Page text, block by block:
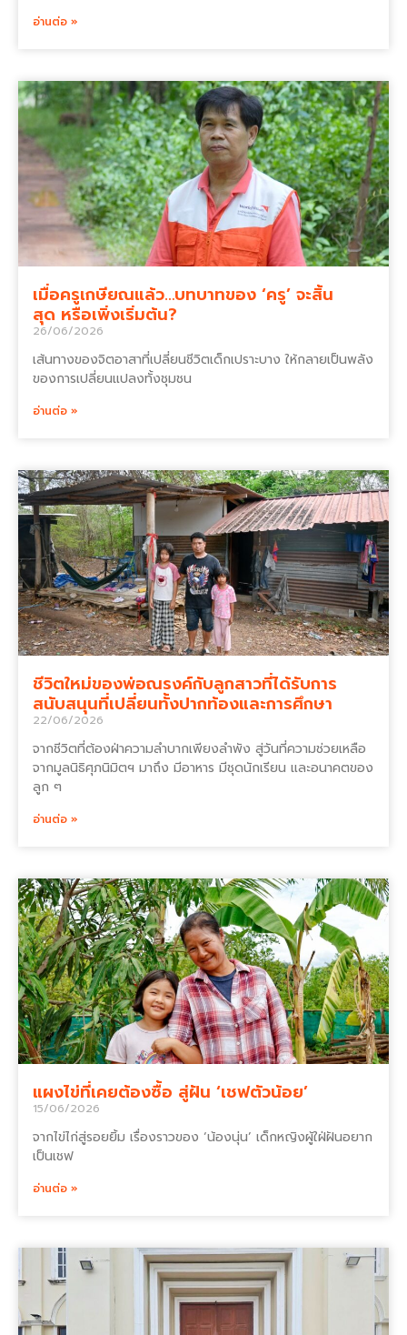
อ่านต่อ »
เมื่อครูเกษียณแล้ว…บทบาทของ ‘ครู’ จะสิ้น
สุด หรือเพิ่งเริ่มต้น?
26/06/2026
เส้นทางของจิตอาสาที่เปลี่ยนชีวิตเด็กเปราะบาง ให้กลายเป็นพลัง
ของการเปลี่ยนแปลงทั้งชุมชน
อ่านต่อ »
ชีวิตใหม่ของพ่อณรงค์กับลูกสาวที่ได้รับการ
สนับสนุนที่เปลี่ยนทั้งปากท้องและการศึกษา
22/06/2026
จากชีวิตที่ต้องฝ่าความลำบากเพียงลำพัง สู่วันที่ความช่วยเหลือ
จากมูลนิธิศุภนิมิตฯ มาถึง มีอาหาร มีชุดนักเรียน และอนาคตของ
ลูก ๆ
อ่านต่อ »
แผงไข่ที่เคยต้องซื้อ สู่ฝัน ‘เชฟตัวน้อย’
15/06/2026
จากไข่ไก่สู่รอยยิ้ม เรื่องราวของ ‘น้องนุ่น’ เด็กหญิงผู้ใฝ่ฝันอยาก
เป็นเชฟ
อ่านต่อ »